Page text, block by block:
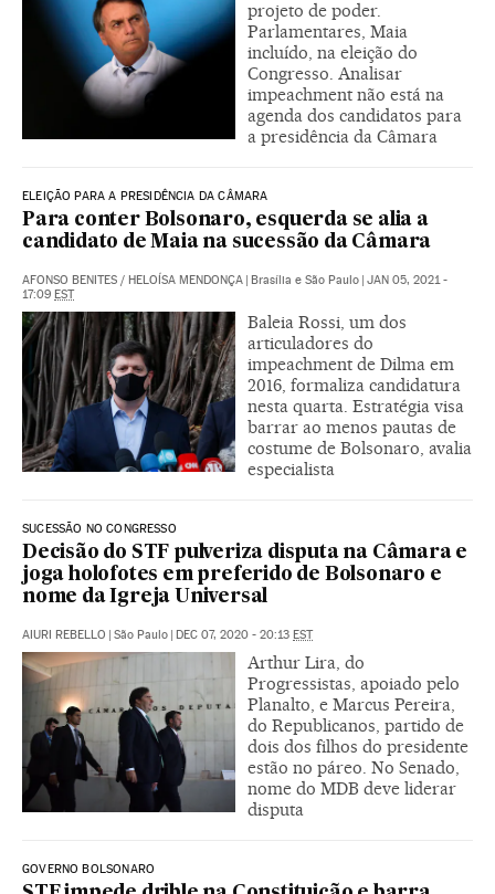
projeto de poder.
Parlamentares, Maia
incluído, na eleição do
Congresso. Analisar
impeachment não está na
agenda dos candidatos para
a presidência da Câmara
ELEIÇÃO PARA A PRESIDÊNCIA DA CÂMARA
Para conter Bolsonaro, esquerda se alia a
candidato de Maia na sucessão da Câmara
AFONSO BENITES / HELOÍSA MENDONÇA | Brasília e São Paulo | JAN 05, 2021 -
17:09 EST
Baleia Rossi, um dos
articuladores do
impeachment de Dilma em
2016, formaliza candidatura
nesta quarta. Estratégia visa
barrar ao menos pautas de
costume de Bolsonaro, avalia
especialista
SUCESSÃO NO CONGRESSO
Decisão do STF pulveriza disputa na Câmara e
joga holofotes em preferido de Bolsonaro e
nome da Igreja Universal
AIURI REBELLO | São Paulo | DEC 07, 2020 - 20:13 EST
Arthur Lira, do
Progressistas, apoiado pelo
Planalto, e Marcus Pereira,
do Republicanos, partido de
dois dos filhos do presidente
estão no páreo. No Senado,
nome do MDB deve liderar
disputa
GOVERNO BOLSONARO